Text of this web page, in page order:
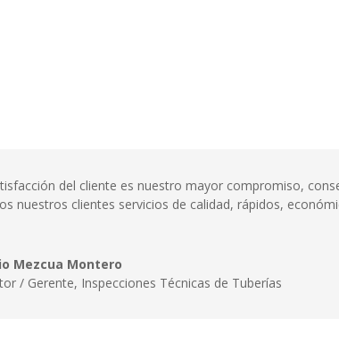
del cliente es nuestro mayor compromiso,
nuestros clientes servicios de calidad, rápidos,
Mezcua Montero
/ Gerente, Inspecciones Técnicas de Tuberías